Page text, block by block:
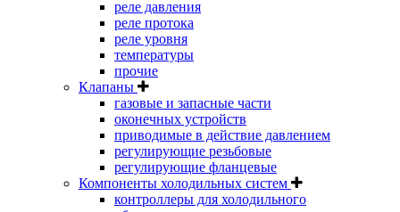
реле давления
реле протока
реле уровня
температуры
прочие
Клапаны
газовые и запасные части
оконечных устройств
приводимые в действие давлением
регулирующие резьбовые
регулирующие фланцевые
Компоненты холодильных систем
контроллеры для холодильного